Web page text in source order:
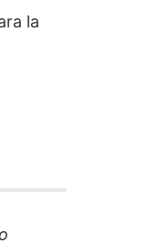
la